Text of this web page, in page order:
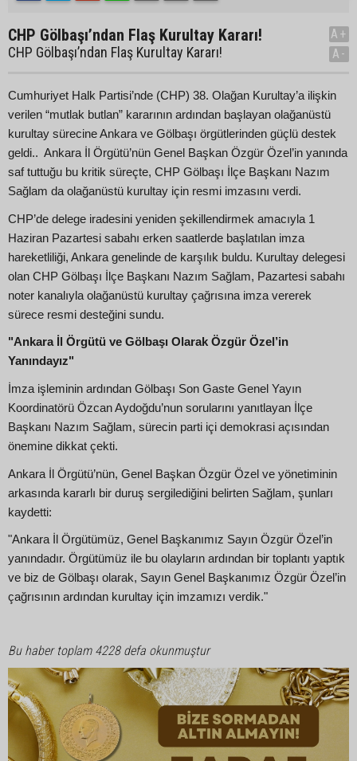
CHP Gölbaşı’ndan Flaş Kurultay Kararı!
CHP Gölbaşı’ndan Flaş Kurultay Kararı!
A+
A-
Cumhuriyet Halk Partisi’nde (CHP) 38. Olağan Kurultay’a ilişkin
verilen “mutlak butlan” kararının ardından başlayan olağanüstü
kurultay sürecine Ankara ve Gölbaşı örgütlerinden güçlü destek
geldi.. Ankara İl Örgütü’nün Genel Başkan Özgür Özel’in yanında
saf tuttuğu bu kritik süreçte, CHP Gölbaşı İlçe Başkanı Nazım
Sağlam da olağanüstü kurultay için resmi imzasını verdi.
CHP’de delege iradesini yeniden şekillendirmek amacıyla 1
Haziran Pazartesi sabahı erken saatlerde başlatılan imza
hareketliliği, Ankara genelinde de karşılık buldu. Kurultay delegesi
olan CHP Gölbaşı İlçe Başkanı Nazım Sağlam, Pazartesi sabahı
noter kanalıyla olağanüstü kurultay çağrısına imza vererek
sürece resmi desteğini sundu.
"Ankara İl Örgütü ve Gölbaşı Olarak Özgür Özel’in
Yanındayız"
İmza işleminin ardından Gölbaşı Son Gaste Genel Yayın
Koordinatörü Özcan Aydoğdu’nun sorularını yanıtlayan İlçe
Başkanı Nazım Sağlam, sürecin parti içi demokrasi açısından
önemine dikkat çekti.
Ankara İl Örgütü’nün, Genel Başkan Özgür Özel ve yönetiminin
arkasında kararlı bir duruş sergilediğini belirten Sağlam, şunları
kaydetti:
"Ankara İl Örgütümüz, Genel Başkanımız Sayın Özgür Özel’in
yanındadır. Örgütümüz ile bu olayların ardından bir toplantı yaptık
ve biz de Gölbaşı olarak, Sayın Genel Başkanımız Özgür Özel’in
çağrısının ardından kurultay için imzamızı verdik."
Bu haber toplam 4228 defa okunmuştur